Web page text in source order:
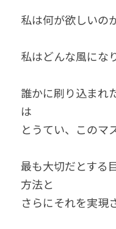
私は何が欲しいの
私はどんな風にな
誰かに刷り込まれ
は
とうてい、このマ
最も大切だとする
方法と
さらにそれを実現